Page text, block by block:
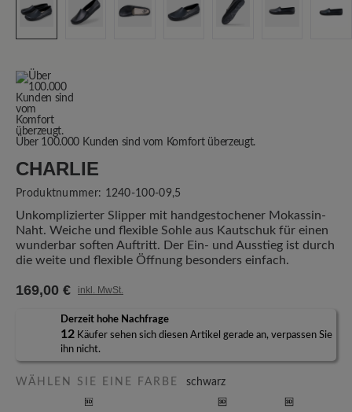
Über 100.000 Kunden sind vom Komfort überzeugt.
CHARLIE
Produktnummer: 1240-100-09,5
Unkomplizierter Slipper mit handgestochener Mokassin-
Naht. Weiche und flexible Sohle aus Kautschuk für einen
wunderbar soften Auftritt. Der Ein- und Ausstieg ist durch
die weite und flexible Öffnung besonders einfach.
169,00 € inkl. MwSt.
Derzeit hohe Nachfrage
12 Käufer sehen sich diesen Artikel gerade an, verpassen Sie
ihn nicht.
WÄHLEN SIE EINE FARBE schwarz